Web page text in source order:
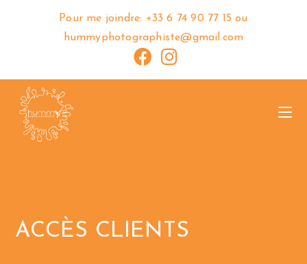
Pour me joindre: +33 6 74 90 77 15 ou
hummyphotographiste@gmail.com
ACCÈS CLIENTS